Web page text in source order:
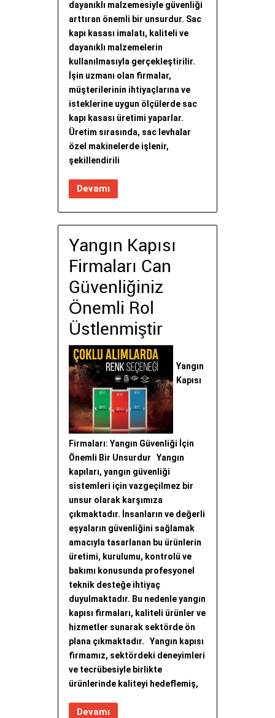
dayanıklı malzemesiyle güvenliği
arttıran önemli bir unsurdur. Sac
kapı kasası imalatı, kaliteli ve
dayanıklı malzemelerin
kullanılmasıyla gerçekleştirilir.
İşin uzmanı olan firmalar,
müşterilerinin ihtiyaçlarına ve
isteklerine uygun ölçülerde sac
kapı kasası üretimi yaparlar.
Üretim sırasında, sac levhalar
özel makinelerde işlenir,
şekillendirili
Devamı
Yangın Kapısı
Firmaları Can
Güvenliğiniz
Önemli Rol
Üstlenmiştir
Yangın
Kapısı
Firmaları: Yangın Güvenliği İçin
Önemli Bir Unsurdur Yangın
kapıları, yangın güvenliği
sistemleri için vazgeçilmez bir
unsur olarak karşımıza
çıkmaktadır. İnsanların ve değerli
eşyaların güvenliğini sağlamak
amacıyla tasarlanan bu ürünlerin
üretimi, kurulumu, kontrolü ve
bakımı konusunda profesyonel
teknik desteğe ihtiyaç
duyulmaktadır. Bu nedenle yangın
kapısı firmaları, kaliteli ürünler ve
hizmetler sunarak sektörde ön
plana çıkmaktadır. Yangın kapısı
firmamız, sektördeki deneyimleri
ve tecrübesiyle birlikte
ürünlerinde kaliteyi hedeflemiş,
Devamı